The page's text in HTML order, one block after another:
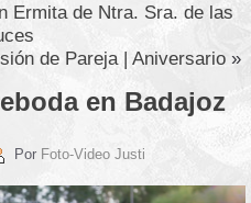
Ermita de Ntra. Sra. de las
de Pareja | Aniversario»
en Badajoz
Por Foto-Video Justi